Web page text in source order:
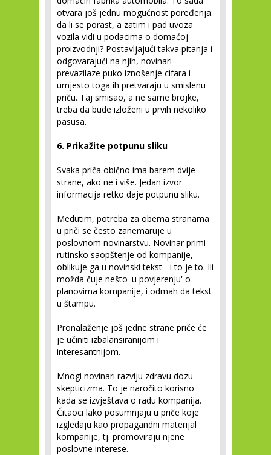
otvara još jednu mogućnost poređenja:
da li se porast, a zatim i pad uvoza
vozila vidi u podacima o domaćoj
proizvodnji? Postavljajući takva pitanja i
odgovarajući na njih, novinari
prevazilaze puko iznošenje cifara i
umjesto toga ih pretvaraju u smislenu
priču. Taj smisao, a ne same brojke,
treba da bude izloženi u prvih nekoliko
pasusa.
6. Prikažite potpunu sliku
Svaka priča obično ima barem dvije
strane, ako ne i više. Jedan izvor
informacija retko daje potpunu sliku.
Medutim, potreba za obema stranama
u priči se često zanemaruje u
poslovnom novinarstvu. Novinar primi
rutinsko saopštenje od kompanije,
oblikuje ga u novinski tekst - i to je to. Ili
možda čuje nešto 'u povjerenju' o
planovima kompanije, i odmah da tekst
u štampu.
Pronalaženje još jedne strane priče će
je učiniti izbalansiranijom i
interesantnijom.
Mnogi novinari razviju zdravu dozu
skepticizma. To je naročito korisno
kada se izvještava o radu kompanija.
Čitaoci lako posumnjaju u priče koje
izgledaju kao propagandni materijal
kompanije, tj. promoviraju njene
poslovne interese.